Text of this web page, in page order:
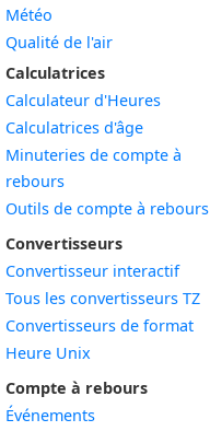
Météo
Qualité de l'air
Calculatrices
Calculateur d'Heures
Calculatrices d'âge
Minuteries de compte à
rebours
Outils de compte à rebours
Convertisseurs
Convertisseur interactif
Tous les convertisseurs TZ
Convertisseurs de format
Heure Unix
Compte à rebours
Événements